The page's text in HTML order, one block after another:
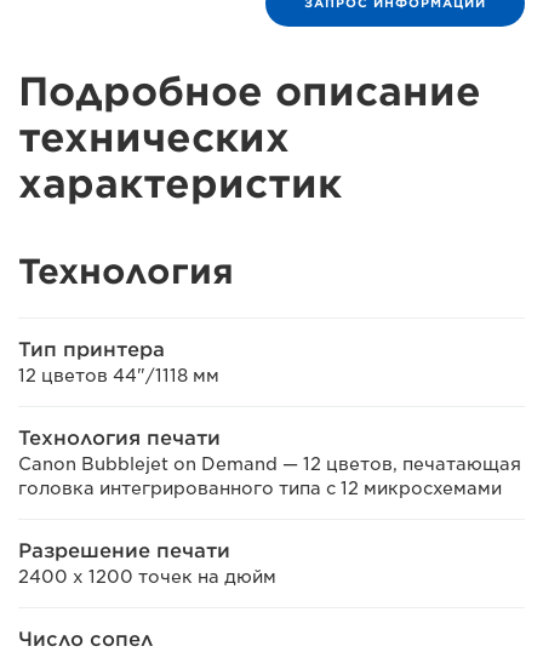
Подробное описание
технических
характеристик
Технология
Тип принтера
12 цветов 44"/1118 мм
Технология печати
Canon Bubblejet on Demand — 12 цветов, печатающая
головка интегрированного типа с 12 микросхемами
Разрешение печати
2400 x 1200 точек на дюйм
Число сопел